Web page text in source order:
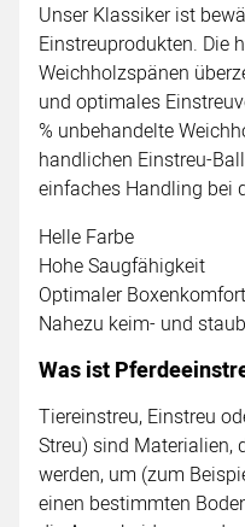
Unser Klassiker ist
Einstreuprodukten. Die
Weichholzspänen
und optimales
% unbehandelte
handlichen Einstreu-
einfaches Handling bei
Helle Farbe
Hohe Saugfähigkeit
Optimaler Boxenkomfort
Nahezu keim- und
Was ist
Tiereinstreu, Einstreu
Streu) sind Materialien,
werden, um (zum
einen bestimmten